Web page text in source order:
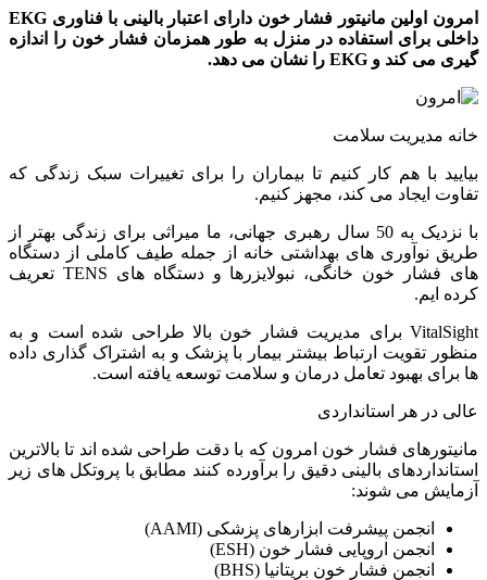
امرون اولین مانیتور فشار خون دارای اعتبار بالینی با فناوری EKG
داخلی برای استفاده در منزلبه طور همزمان فشار خون را اندازه
گیری می کند و EKG را نشان می دهد.
خانه مدیریت سلامت
بیایید با هم کار کنیم تا بیماران را برای تغییرات سبک زندگی که
تفاوت ایجاد می کند، مجهز کنیم.
با نزدیک به 50 سال رهبری جهانی، ما میراثی برای زندگی بهتر از
طریق نوآوری های بهداشتی خانه از جمله طیف کاملی از دستگاه
های فشار خون خانگی، نبولایزرها و دستگاه های TENS تعریف
کرده ایم.
VitalSight برای مدیریت فشار خون بالا طراحی شده است و به
منظور تقویت ارتباط بیشتر بیمار با پزشک و به اشتراک گذاری داده
ها برای بهبود تعامل درمان و سلامت توسعه یافته است.
عالی در هر استانداردی
مانیتورهای فشار خون امرون که با دقت طراحی شده اند تا بالاترین
استانداردهای بالینی دقیق را برآورده کنند مطابق با پروتکل های زیر
آزمایش می شوند:
انجمن پیشرفت ابزارهای پزشکی (AAMI)
انجمن اروپایی فشار خون (ESH)
انجمن فشار خون بریتانیا (BHS)